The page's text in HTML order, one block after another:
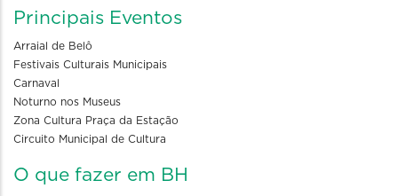
Principais Eventos
Arraial de Belô
Festivais Culturais Municipais
Carnaval
Noturno nos Museus
Zona Cultura Praça da Estação
Circuito Municipal de Cultura
O que fazer em BH